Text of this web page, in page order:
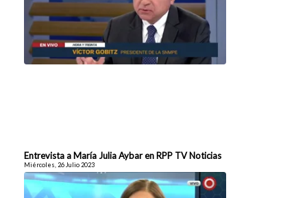
Entrevista a María Julia Aybar en RPP TV Noticias
Miércoles, 26 Julio 2023